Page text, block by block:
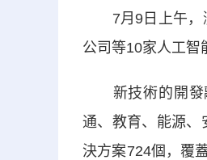
7月9日上午，濟
公司等10家人工智
新技術的開發離
通、教育、能源、
決方案724個，覆